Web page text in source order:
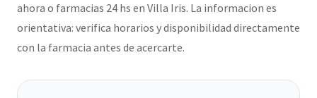
ahora o farmacias 24 hs en Villa Iris. La informacion es
orientativa: verifica horarios y disponibilidad directamente
con la farmacia antes de acercarte.